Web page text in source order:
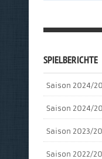
SPIELBERICHTE
Saison 2024/
Saison 2024/
Saison 2023/
Saison 2022/